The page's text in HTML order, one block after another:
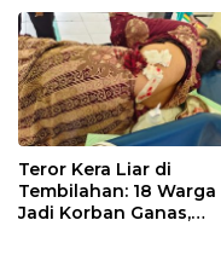
Teror Kera Liar di
Tembilahan: 18 Warga
Jadi Korban Ganas,